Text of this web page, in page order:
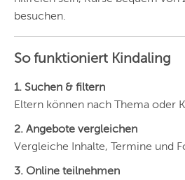
HAMBURG
FRANKFURT
KÖLN
ESSEN
HANNOVER
besuchen.
So funktioniert Kindaling
1. Suchen & filtern
Eltern können nach Thema oder
2. Angebote vergleichen
Vergleiche Inhalte, Termine und
3. Online teilnehmen